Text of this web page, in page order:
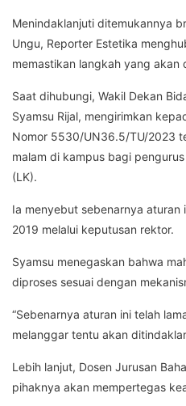
Menindaklanjuti ditemukannya
Ungu, Reporter Estetika
memastikan langkah yang akan
Saat dihubungi, Wakil Dekan
Syamsu Rijal, mengirimkan
Nomor 5530/UN36.5/TU/2023
malam di kampus bagi
(LK).
Ia menyebut sebenarnya aturan
2019 melalui keputusan rektor.
Syamsu menegaskan bahwa
diproses sesuai dengan
“Sebenarnya aturan ini telah
melanggar tentu akan
Lebih lanjut, Dosen Jurusan
pihaknya akan mempertegas